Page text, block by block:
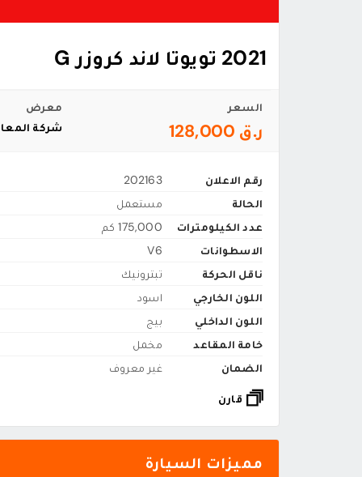
2021 تويوتا لاند كروزر G
السعر
ر.ق 128,000
معرض
شركة
رقم الاعلان
202163
الحالة
مستعمل
عدد الكيلومترات
175,000 كم
الاسطوانات
V6
ناقل الحركة
تبترونيك
اللون الخارجي
اسود
اللون الداخلي
بيج
خامة المقاعد
مخمل
الضمان
غير معروف
قارن
مميزات السيارة